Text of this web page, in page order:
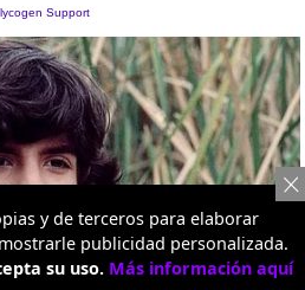
y de terceros para elaborar
publicidad personalizada.
su uso. Más información aquí